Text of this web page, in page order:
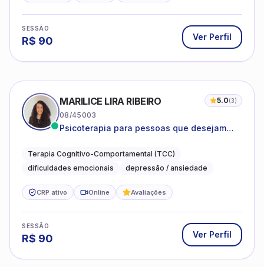
SESSÃO
R$ 90 Ver Perfil
MARILICE LIRA RIBEIRO 5.0(3)
08/45003
Psicoterapia para pessoas que desejam
dificuldades do dia a dia
Terapia Cognitivo-Comportamental (TCC)
dificuldades emocionais
depressão / ansiedade
CRP ativo Online Avaliações
SESSÃO
R$ 90 Ver Perfil